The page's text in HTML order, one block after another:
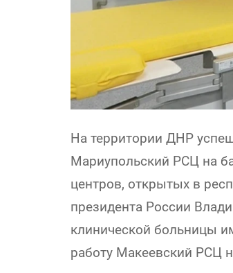
На территории ДНР
Мариупольский РСЦ на
центров, открытых в
президента России
клинической больницы
работу Макеевский РСЦ